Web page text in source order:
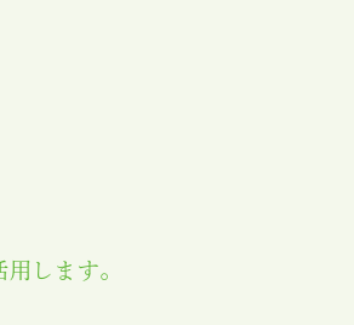
します。